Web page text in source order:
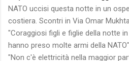
NATO uccisi questa notte in un
costiera. Scontri in Via Omar
"Coraggiosi figli e figlie della notte
hanno preso molte armi della NATO".
"Non c'è elettricità nella maggior